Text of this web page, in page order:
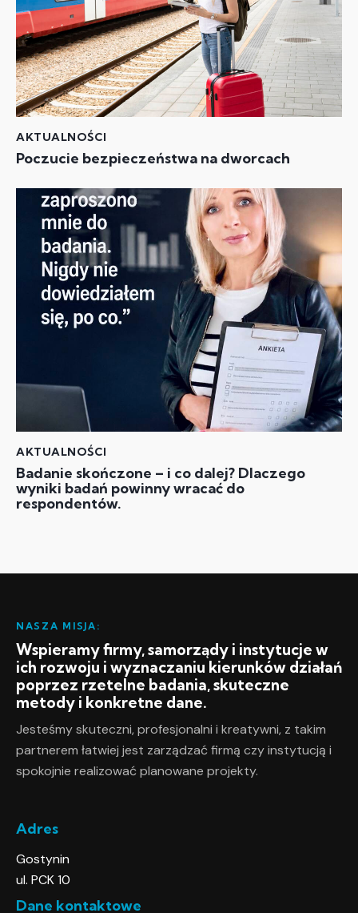
AKTUALNOŚCI
Poczucie bezpieczeństwa na dworcach
AKTUALNOŚCI
Badanie skończone – i co dalej? Dlaczego
wyniki badań powinny wracać do
respondentów.
NASZA MISJA:
Wspieramy firmy, samorządy i instytucje w
ich rozwoju i wyznaczaniu kierunków działań
poprzez rzetelne badania, skuteczne
metody i konkretne dane.
Jesteśmy skuteczni, profesjonalni i kreatywni, z takim
partnerem łatwiej jest zarządzać firmą czy instytucją i
spokojnie realizować planowane projekty.
Adres
Gostynin
ul. PCK 10
Dane kontaktowe